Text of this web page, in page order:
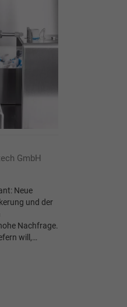
GmbH
Neue
und der
Nachfrage.
will,…